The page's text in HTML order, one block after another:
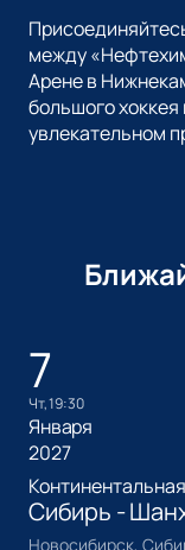
между
Арене в
большого
увлекательном
7
чт, 19:30
Января
2027
Сибирь -
Новосибирск,